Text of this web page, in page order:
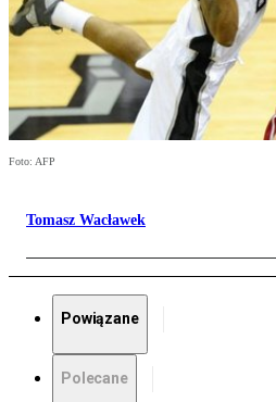
Foto: AFP
Tomasz Wacławek
Powiązane
Polecane